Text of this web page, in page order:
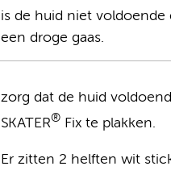
is de huid niet
een droge gaas.
zorg dat de huid
SKATER® Fix te plakken.
Er zitten 2 helften wit